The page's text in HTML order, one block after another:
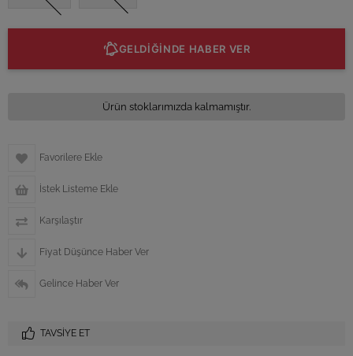
GELDİĞİNDE HABER VER
Ürün stoklarımızda kalmamıştır.
Favorilere Ekle
İstek Listeme Ekle
Karşılaştır
Fiyat Düşünce Haber Ver
Gelince Haber Ver
TAVSIYE ET